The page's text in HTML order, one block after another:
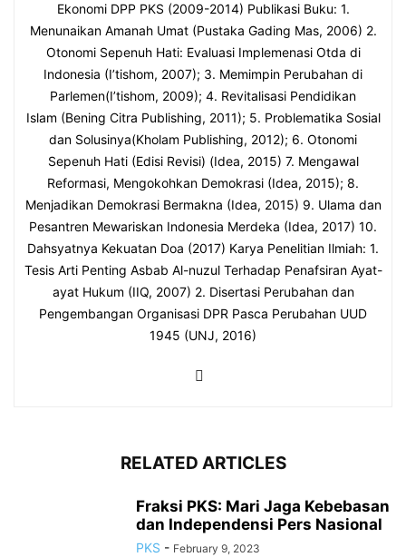
Ekonomi DPP PKS (2009-2014) Publikasi Buku: 1.
Menunaikan Amanah Umat (Pustaka Gading Mas, 2006) 2.
Otonomi Sepenuh Hati: Evaluasi Implemenasi Otda di
Indonesia (I’tishom, 2007); 3. Memimpin Perubahan di
Parlemen(I’tishom, 2009); 4. Revitalisasi Pendidikan
Islam (Bening Citra Publishing, 2011); 5. Problematika Sosial
dan Solusinya(Kholam Publishing, 2012); 6. Otonomi
Sepenuh Hati (Edisi Revisi) (Idea, 2015) 7. Mengawal
Reformasi, Mengokohkan Demokrasi (Idea, 2015); 8.
Menjadikan Demokrasi Bermakna (Idea, 2015) 9. Ulama dan
Pesantren Mewariskan Indonesia Merdeka (Idea, 2017) 10.
Dahsyatnya Kekuatan Doa (2017) Karya Penelitian Ilmiah: 1.
Tesis Arti Penting Asbab Al-nuzul Terhadap Penafsiran Ayat-
ayat Hukum (IIQ, 2007) 2. Disertasi Perubahan dan
Pengembangan Organisasi DPR Pasca Perubahan UUD
1945 (UNJ, 2016)
RELATED ARTICLES
Fraksi PKS: Mari Jaga Kebebasan
dan Independensi Pers Nasional
PKS - February 9, 2023